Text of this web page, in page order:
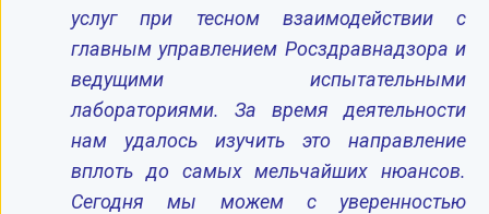
услуг при тесном взаимодействии с
главным управлением Росздравнадзора и
ведущими испытательными
лабораториями. За время деятельности
нам удалось изучить это направление
вплоть до самых мельчайших нюансов.
Сегодня мы можем с уверенностью